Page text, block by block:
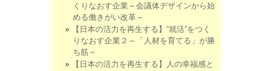
くりなおす企業～会議体デザインから始
める働きがい改革～
【日本の活力を再生する】“就活”をつく
りなおす企業２～「人材を育てる」が勝
ち筋～
【日本の活力を再生する】人の幸福感と